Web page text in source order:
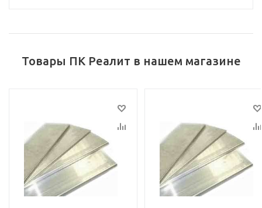
Товары ПК Реалит в нашем магазине